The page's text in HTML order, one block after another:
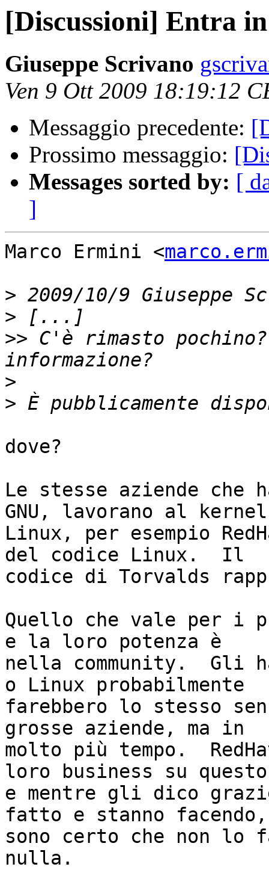
[Discussioni] Entra
Giuseppe Scrivano
Ven 9 Ott 2009 18:19:12
Messaggio precedente:
Prossimo messaggio:
Messages sorted by: [
]
Marco Ermini <
>
>
>> C'è rimasto
>
>
dove?
Le stesse aziende
GNU, lavorano al kernel
Linux, per esempio
del codice Linux.  Il
codice di Torvalds
Quello che vale per i
e la loro potenza è
nella community.  Gli
o Linux probabilmente
farebbero lo stesso
grosse aziende, ma in
molto più tempo.
loro business su
e mentre gli dico
fatto e stanno facendo,
sono certo che non lo
nulla.